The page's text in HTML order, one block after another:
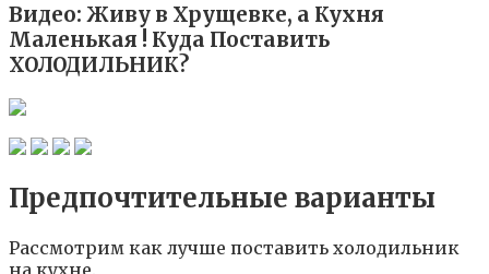
Видео: Живу в Хрущевке, а Кухня
Маленькая ! Куда Поставить
ХОЛОДИЛЬНИК?
Предпочтительные варианты
Рассмотрим как лучше поставить холодильник
на кухне.